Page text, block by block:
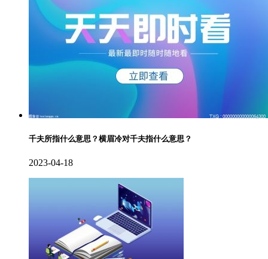
千夫所指什么意思？横眉冷对千夫指什么意思？
2023-04-18